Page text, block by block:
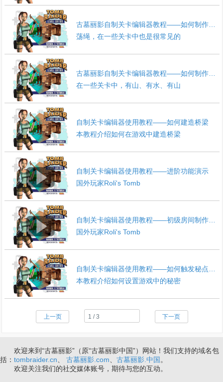
荡绳，在一些关卡中也是很常见的
在一些关卡中，有山、有水、有山
自制关卡编辑器使用教程——如何建造桥梁
本教程介绍如何在游戏中建造桥梁
自制关卡编辑器使用教程——进阶功能演示
国外玩家Roli's Tomb
国外玩家Roli's Tomb
本教程介绍如何设置游戏中的秘密
上一页 下一页
欢迎来到“古墓丽影”（原“古墓丽影中国”）网站！我们支持的域名包
括： tombraider.cn 古墓丽影.com 古墓丽影.中国 。
欢迎关注我们的社交媒体账号，期待与您的互动。